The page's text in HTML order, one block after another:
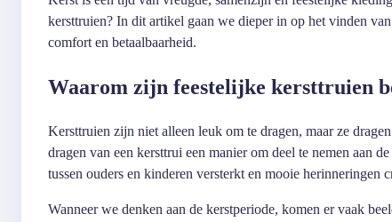
kersttruien? In dit artikel gaan we dieper in op het vinden
comfort en betaalbaarheid.
Waarom zijn feestelijke kersttruien
Kersttruien zijn niet alleen leuk om te dragen, maar ze
dragen van een kersttrui een manier om deel te nemen aan
tussen ouders en kinderen versterkt en mooie herinneringen
Wanneer we denken aan de kerstperiode, komen er vaak